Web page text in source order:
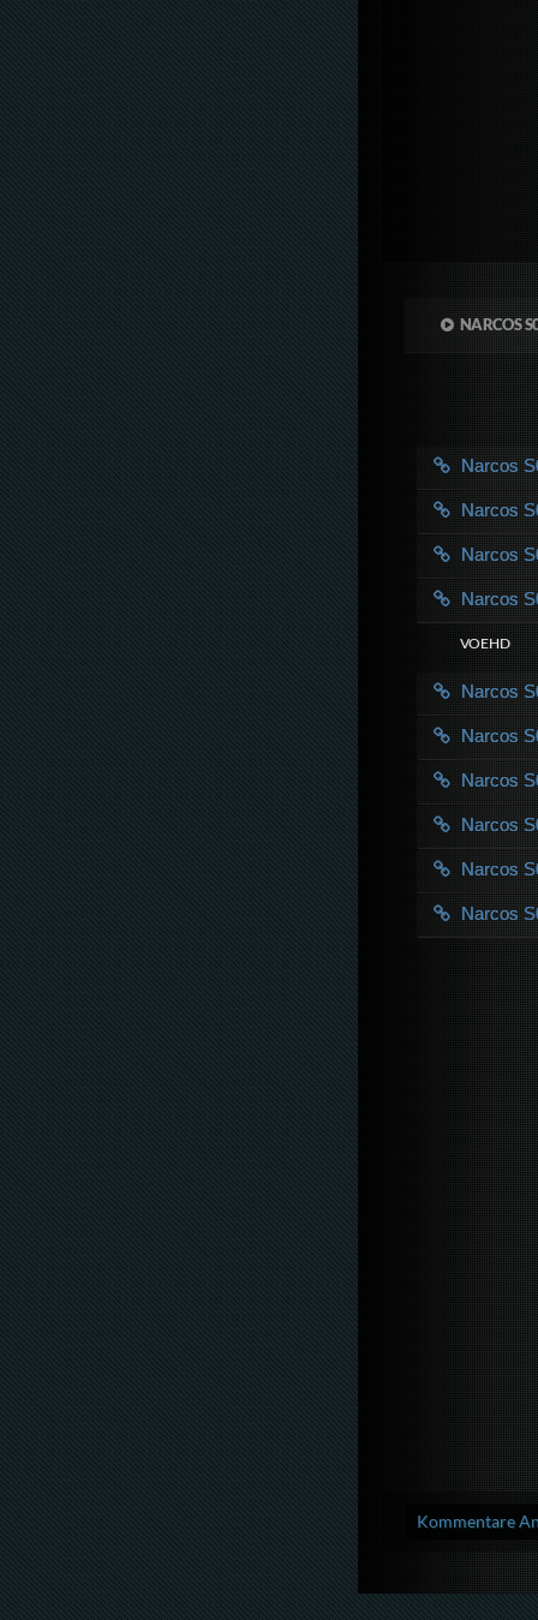
NARCOS
Narcos
Narcos
Narcos
Narcos
VOE HD
Narcos
Narcos
Narcos
Narcos
Narcos
Narcos
Kommentare